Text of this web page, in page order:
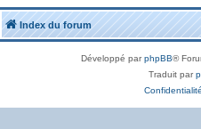
Index du forum
Développé parphpBB®
Traduit par
Confidentialité